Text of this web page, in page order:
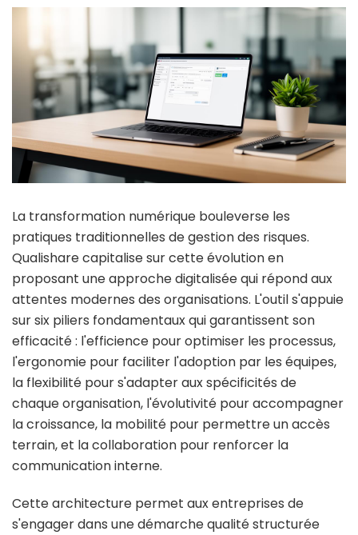
La transformation numérique bouleverse les
pratiques traditionnelles de gestion des risques.
Qualishare capitalise sur cette évolution en
proposant une approche digitalisée qui répond aux
attentes modernes des organisations. L'outil s'appuie
sur six piliers fondamentaux qui garantissent son
efficacité : l'efficience pour optimiser les processus,
l'ergonomie pour faciliter l'adoption par les équipes,
la flexibilité pour s'adapter aux spécificités de
chaque organisation, l'évolutivité pour accompagner
la croissance, la mobilité pour permettre un accès
terrain, et la collaboration pour renforcer la
communication interne.
Cette architecture permet aux entreprises de
s'engager dans une démarche qualité structurée